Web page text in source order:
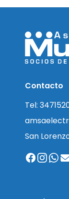
Contacto
Tel:
San